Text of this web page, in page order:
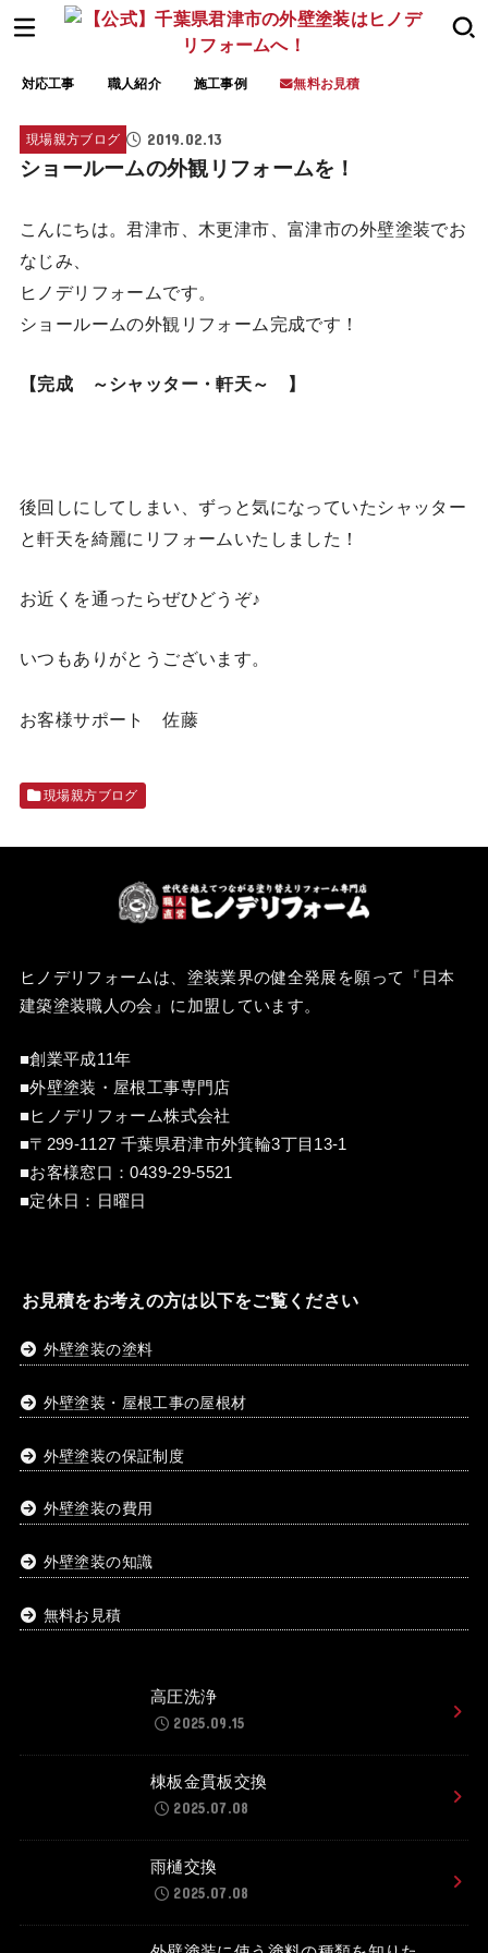
対応工事 職人紹介 施工事例 無料お見積
現場親方ブログ 2019.02.13
ショールームの外観リフォームを！
こんにちは。君津市、木更津市、富津市の外壁塗装でお
なじみ、
ヒノデリフォームです。
ショールームの外観リフォーム完成です！
【完成 ～シャッター・軒天～ 】
後回しにしてしまい、ずっと気になっていたシャッター
と軒天を綺麗にリフォームいたしました！
お近くを通ったらぜひどうぞ♪
いつもありがとうございます。
お客様サポート 佐藤
現場親方ブログ
ヒノデリフォームは、塗装業界の健全発展を願って『 日本
建築塗装職人の会 』に加盟しています。
■創業平成11年
■外壁塗装・屋根工事専門店
■ヒノデリフォーム株式会社
■〒299-1127 千葉県君津市外箕輪3丁目13-1
■お客様窓口：0439-29-5521
■定休日：日曜日
お見積をお考えの方は以下をご覧ください
外壁塗装の塗料
外壁塗装・屋根工事の屋根材
外壁塗装の保証制度
外壁塗装の費用
外壁塗装の知識
無料お見積
高圧洗浄
2025.09.15
棟板金貫板交換
2025.07.08
雨樋交換
2025.07.08